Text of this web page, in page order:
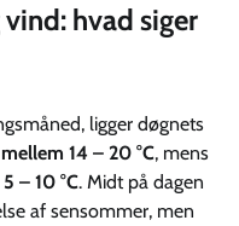
hvad siger
ligger døgnets
14 – 20 °C, mens
– 10 °C. Midt på dagen
af sensommer, men